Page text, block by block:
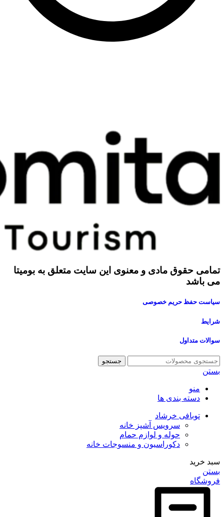
تمامی حقوق مادی و معنوی این سایت متعلق به بومیتا
می باشد
سیاست حفظ حریم خصوصی
شرایط
سوالات متداول
جستجو
بستن
منو
دسته بندی ها
توبافی خرشاد
سرویس آشپز خانه
حوله و لوازم حمام
دکوراسیون و منسوجات خانه
سبد خرید
بستن
فروشگاه